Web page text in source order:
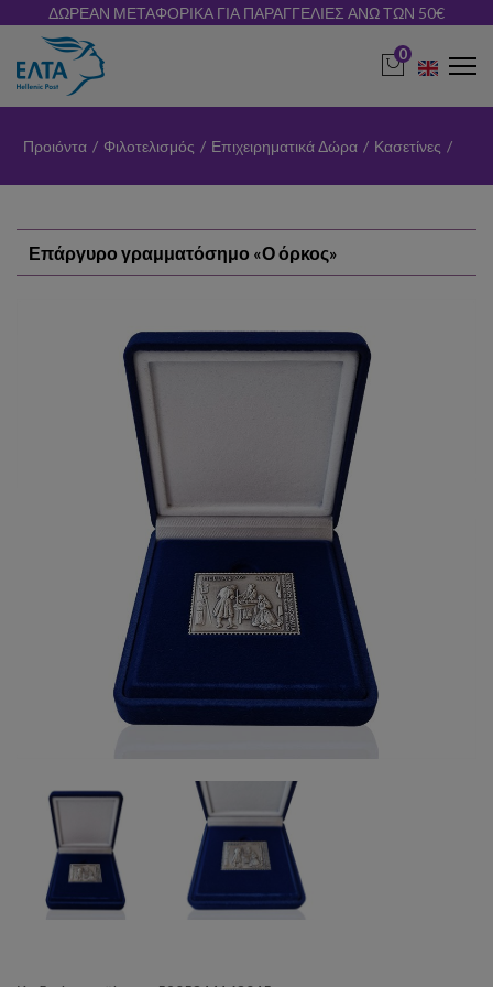
ΔΩΡΕΑΝ ΜΕΤΑΦΟΡΙΚΑ ΓΙΑ ΠΑΡΑΓΓΕΛΙΕΣ ΑΝΩ ΤΩΝ 50€
0
Προιόντα / Φιλοτελισμός / Επιχειρηματικά Δώρα / Κασετίνες /
Επάργυρο γραμματόσημο «Ο όρκος»